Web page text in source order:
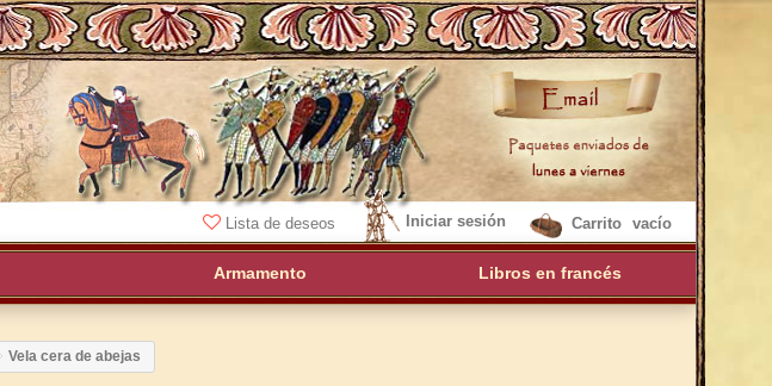
Carrito vacío
Iniciar sesión
Lista de deseos
Armamento Libros en francés
Vela cera de abejas